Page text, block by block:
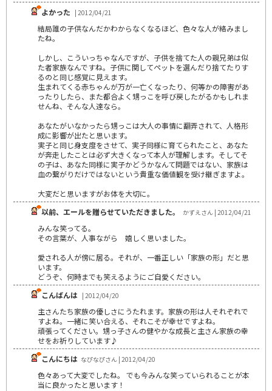
よかった | 2012/04/21
結局誰の子供なんだかわからなくなるほど、色々な人が絡みまし
たね。
しかし、こういっちゃなんですが、子供を捨てた人の親兄弟は似
た者家族なんですね。子供に関してペットを選んだり捨てたりす
るのと同じ感覚に見えます。
生まれてくる赤ちゃんが万が一亡くなったり、何等かの障害があ
ったりしたら、また都合よく甥っこを呼び戻したがるかもしれま
せんね、そんな人達なら。
あなたがいなかったら甥っこは大人の事情に翻弄されて、人格形
成に影響が出たと思います。
実子と同じ身支度をさせて、実子同様に育てられたこと、あなた
が奔走したことは必ず大きくなって本人が理解します。そしてそ
の子は、あなた同様に実子かどうかなんて問題ではない、家族は
血の繋がりだけではないという貴重な価値観を受け継ぎますよ。
大変だと思いますがお体を大切に。
以前、エールを贈らせていただきました。
かずえさん | 2012/04/21
みんな笑ってる。
その言葉が、人事ながら 嬉しく思いました。
愛される人が傍に居る。それが、一番正しい「家族の形」だと思
います。
どうぞ、何時までも笑えるようにご自愛ください。
こんばんは | 2012/04/20
主さんたち家族の優しさにうたれます。家族の形は人それぞれで
すよね。一緒に笑い合える、それこそが幸せですよね。
頑張ってください。甥っ子さんの健やかな成長と主さん家族の幸
せをお祈りしています♪
こんにちは なぴなぴさん | 2012/04/20
色々あって大変でしたね。 でも今みんな笑っていられることが本
当に良かったと思います！